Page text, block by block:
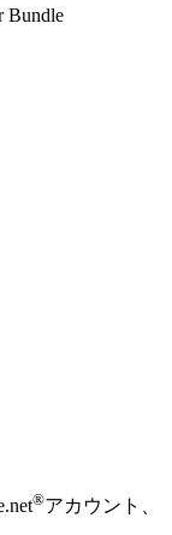
Bundle
®アカウント、